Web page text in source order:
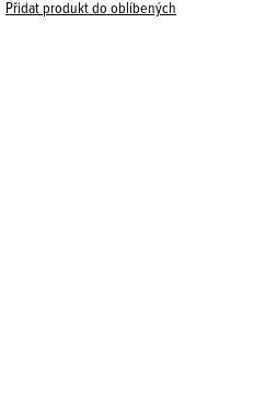
Přidat produkt do oblíbených